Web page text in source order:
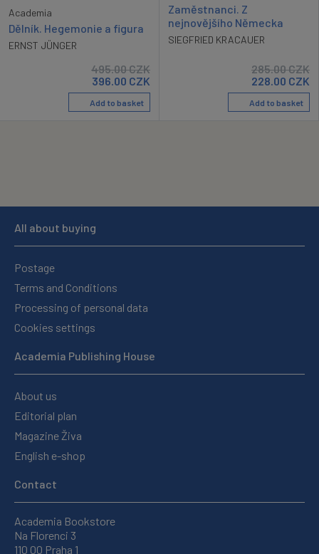
Academia
Dělník. Hegemonie a figura
ERNST JÜNGER
495.00CZK
396.00 CZK
Add to basket
Zaměstnanci. Z
nejnovějšího Německa
SIEGFRIED KRACAUER
285.00CZK
228.00 CZK
Add to basket
All about buying
Postage
Terms and Conditions
Processing of personal data
Cookies settings
Academia Publishing House
About us
Editorial plan
Magazine Živa
English e-shop
Contact
Academia Bookstore
Na Florenci 3
110 00 Praha 1